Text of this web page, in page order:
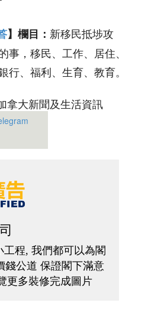
】欄目： 新移民抵埗攻
，移民、工作、居住、
行、福利、生育、教育。
拿大新聞及生活資訊